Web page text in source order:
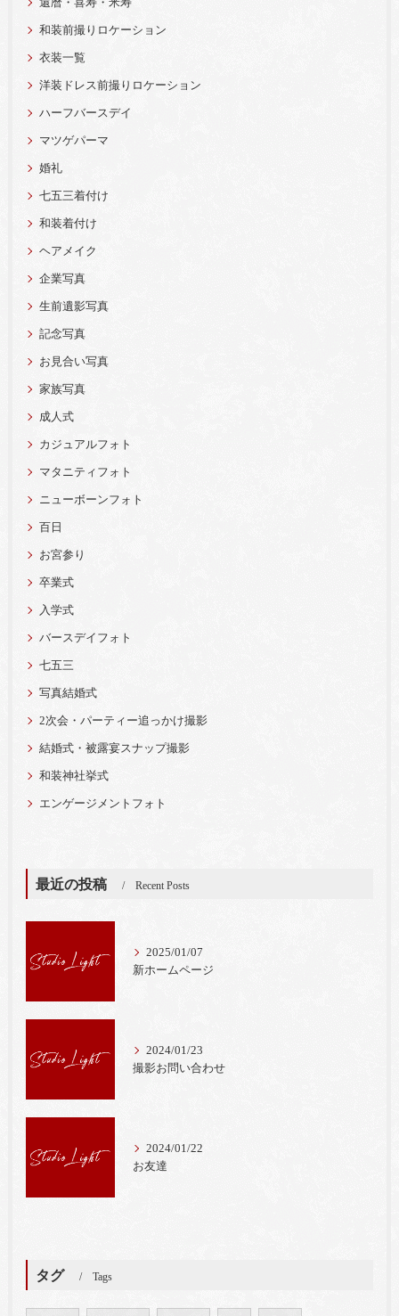
還暦・喜寿・米寿
和装前撮りロケーション
衣装一覧
洋装ドレス前撮りロケーション
ハーフバースデイ
マツゲパーマ
婚礼
七五三着付け
和装着付け
ヘアメイク
企業写真
生前遺影写真
記念写真
お見合い写真
家族写真
成人式
カジュアルフォト
マタニティフォト
ニューボーンフォト
百日
お宮参り
卒業式
入学式
バースデイフォト
七五三
写真結婚式
2次会・パーティー追っかけ撮影
結婚式・被露宴スナップ撮影
和装神社挙式
エンゲージメントフォト
最近の投稿 Recent Posts
2025/01/07
新ホームページ
2024/01/23
撮影お問い合わせ
2024/01/22
お友達
タグ Tags